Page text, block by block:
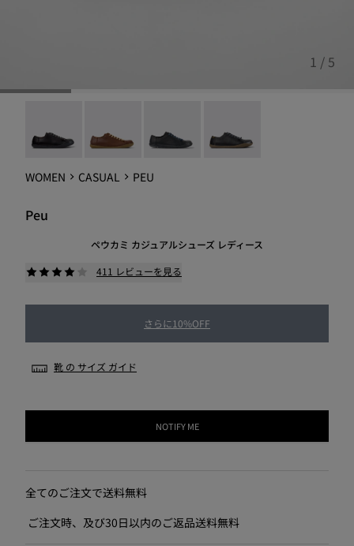
1 / 5
WOMEN CASUAL PEU
Peu
ペウカミ カジュアルシューズ レディース
411 レビューを見る
さらに10%OFF
靴 の サイズ ガイド
NOTIFY ME
全てのご注文で送料無料
ご注文時、及び30日以内のご返品送料無料